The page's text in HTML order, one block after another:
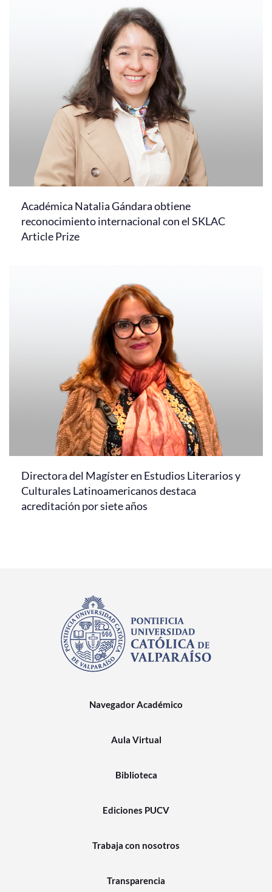
Académica Natalia Gándara obtiene
reconocimiento internacional con el SKLAC
Article Prize
Directora del Magíster en Estudios Literarios y
Culturales Latinoamericanos destaca
acreditación por siete años
Navegador Académico
Aula Virtual
Biblioteca
Ediciones PUCV
Trabaja con nosotros
Transparencia